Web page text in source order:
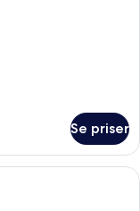
Se priser
hotellrum med en stor